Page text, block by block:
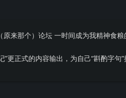
原来那个）论坛 一时间成为我精神食
更正式的内容输出，为自己“斟酌字句”